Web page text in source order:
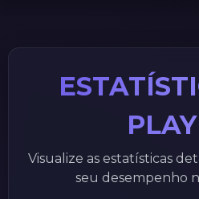
Visualize as estatísticas
seu desempenho